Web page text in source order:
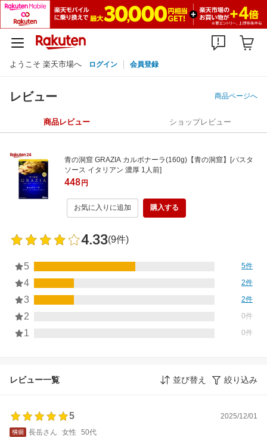
ようこそ 楽天市場へ ログイン 会員登録
レビュー 商品ページへ
商品レビュー ショップレビュー
青の洞窟 GRAZIA カルボナーラ(160g)【青の洞窟】[パスタ
ソース イタリアン 濃厚 1人前]
448円
お気に入りに追加 購入する
4.33(9件)
5 5件
4 2件
3 2件
2 0件
1 0件
レビュー一覧 並び替え 絞り込み
5
2025/12/01
長岳さん
女性 50代